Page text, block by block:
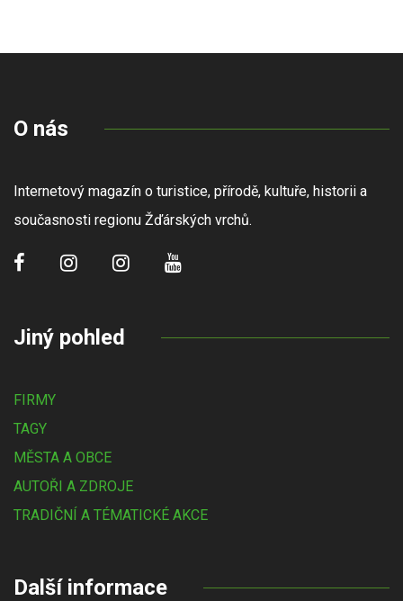
O nás
Internetový magazín o turistice, přírodě, kultuře, historii a
současnosti regionu Žďárských vrchů.
Jiný pohled
FIRMY
TAGY
MĚSTA A OBCE
AUTOŘI A ZDROJE
TRADIČNÍ A TÉMATICKÉ AKCE
Další informace